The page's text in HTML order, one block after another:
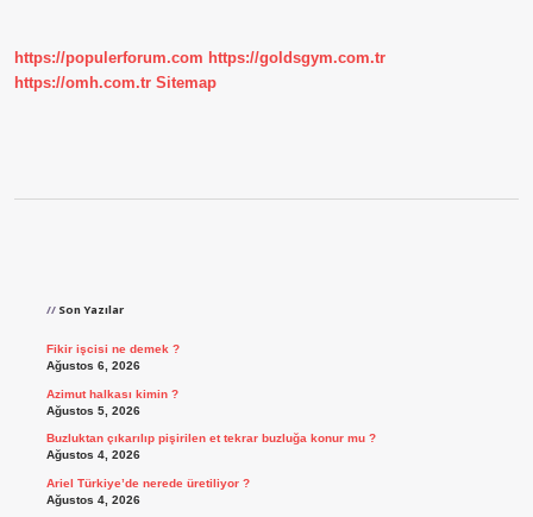
https://populerforum.com https://goldsgym.com.tr
https://omh.com.tr Sitemap
Son Yazılar
Fikir işcisi ne demek ?
Ağustos 6, 2026
Azimut halkası kimin ?
Ağustos 5, 2026
Buzluktan çıkarılıp pişirilen et tekrar buzluğa konur mu ?
Ağustos 4, 2026
Ariel Türkiye’de nerede üretiliyor ?
Ağustos 4, 2026